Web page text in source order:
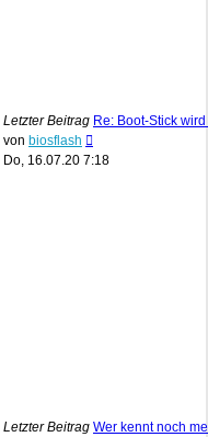
Letzter Beitrag Re: Boot-Stick
von biosflash
Beitrag
Do, 16.07.20 7:18
Letzter Beitrag Wer kennt noch